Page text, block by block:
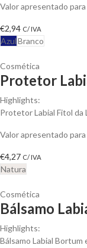
Valor apresentado
€2,94 C/ IVA
AzulBranco
Cosmética
Protetor
Highlights:
Protetor Labial Fitol da
Valor apresentado
€4,27 C/ IVA
Natura
Cosmética
Bálsamo
Highlights:
Bálsamo Labial